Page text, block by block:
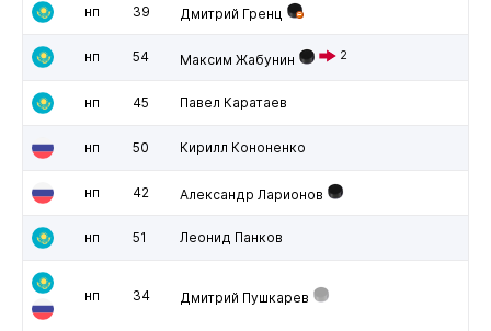
нп 39 Дмитрий Гренц
нп 54 Максим Жабунин 2
нп 45 Павел Каратаев
нп 50 Кирилл Кононенко
нп 42 Александр Ларионов
нп 51 Леонид Панков
нп 34 Дмитрий Пушкарев